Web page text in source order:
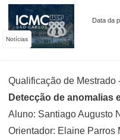
Notícias
Data da
Qualificação de Mestrado
Detecção de anomalias
Aluno: Santiago Augusto
Orientador: Elaine Parros